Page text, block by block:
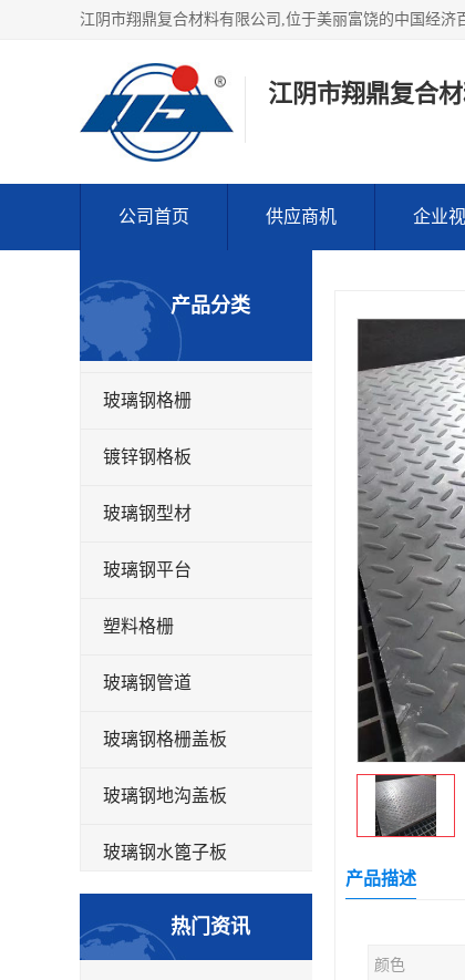
江阴市翔鼎复合
公司首页 供应商机 企业
产品分类
玻璃钢格栅
镀锌钢格板
玻璃钢型材
玻璃钢平台
塑料格栅
玻璃钢管道
玻璃钢格栅盖板
玻璃钢地沟盖板
玻璃钢水篦子板
玻璃钢平板
热门资讯
产品描述
颜色